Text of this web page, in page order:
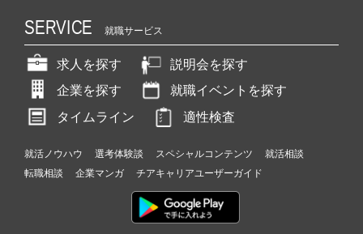
SERVICE 就職サービス
求人を探す
説明会を探す
企業を探す
就職イベントを探す
タイムライン
適性検査
就活ノウハウ 選考体験談 スペシャルコンテンツ
就活相談
転職相談
企業マンガ チアキャリアユーザーガイド